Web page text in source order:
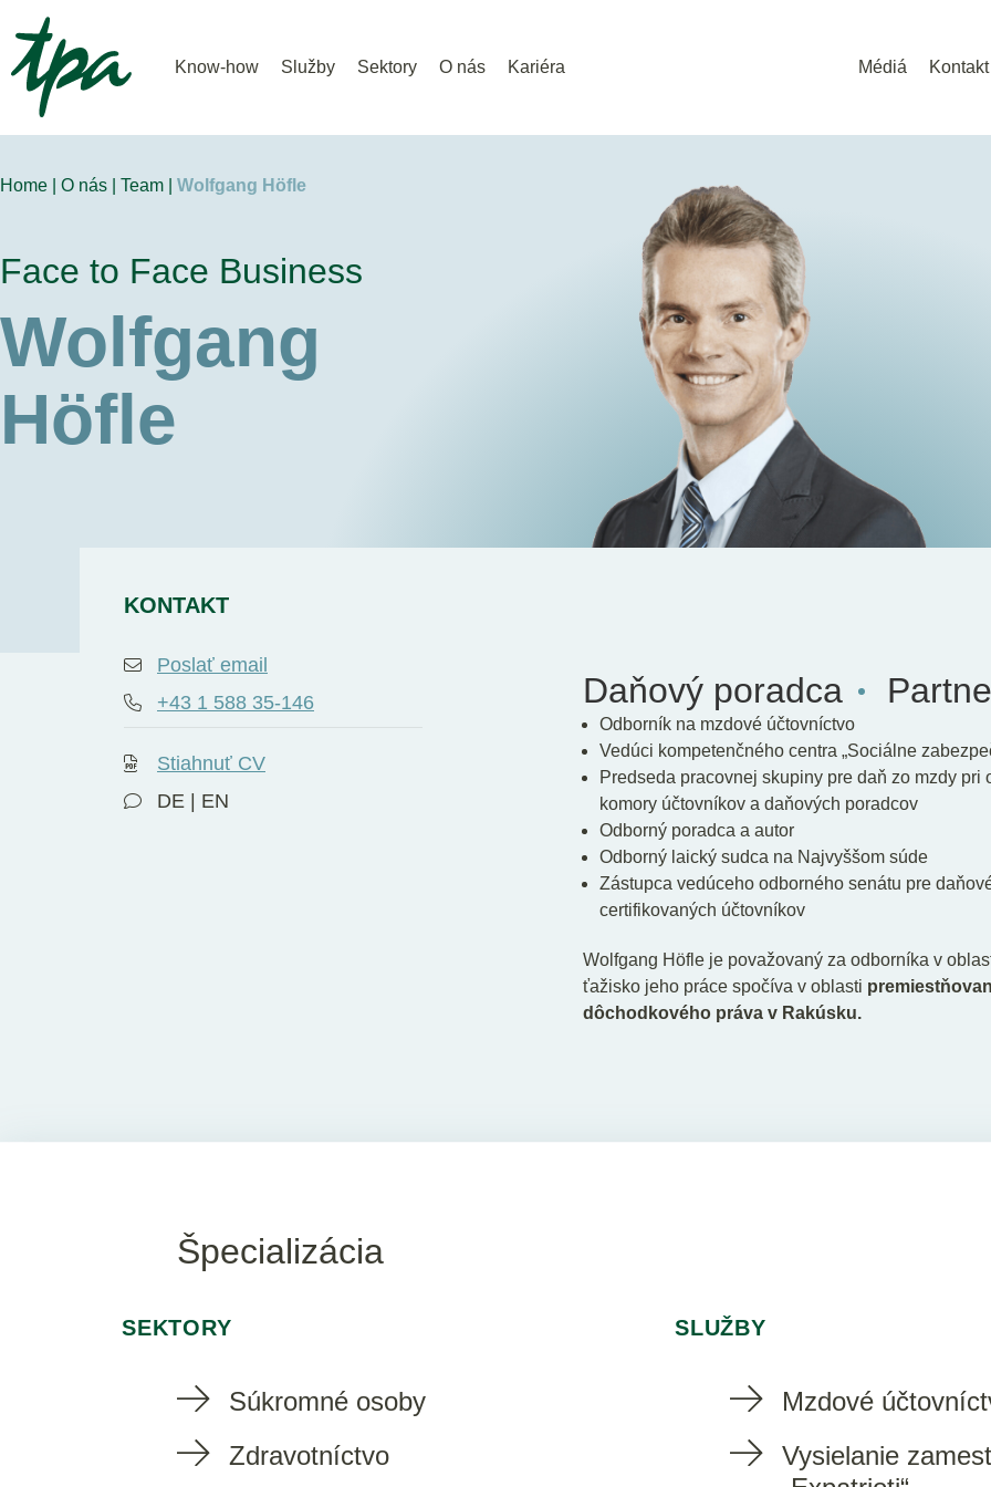
Know-how Služby Sektory O nás Kariéra Kontakt
Médiá
Home | O nás | Team | Wolfgang Höfle
Face to Face Business
Wolfgang
Höfle
KONTAKT
Poslať email
+43 1 588 35-146
Stiahnuť CV
DE | EN
Daňový poradca
Odborník na mzdové účtovníctvo
Vedúci kompetenčného centra „Sociálne
Predseda pracovnej skupiny pre daň zo mzdy
komory účtovníkov a daňových poradcov
Odborný poradca a autor
Odborný laický sudca na Najvyššom súde
Zástupca vedúceho odborného senátu pre
certifikovaných účtovníkov
Wolfgang Höfle je považovaný za odborníka v
ťažisko jeho práce spočíva v oblasti
dôchodkového práva v Rakúsku.
Špecializácia
SEKTORY
Súkromné osoby
Zdravotníctvo
SLUŽBY
Mzdové
Vysielanie